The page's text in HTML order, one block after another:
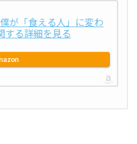
が「食える人」に変わ
する詳細を見る